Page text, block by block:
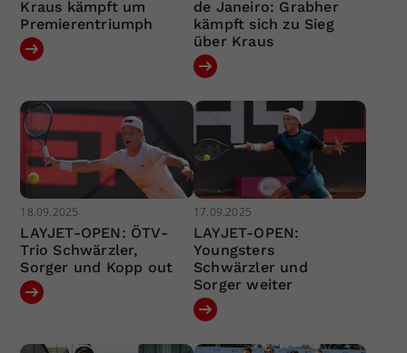
Kraus kämpft um
Premierentriumph
de Janeiro: Grabher
kämpft sich zu Sieg
über Kraus
18.09.2025
LAYJET-OPEN: ÖTV-
Trio Schwärzler,
Sorger und Kopp out
17.09.2025
LAYJET-OPEN:
Youngsters
Schwärzler und
Sorger weiter